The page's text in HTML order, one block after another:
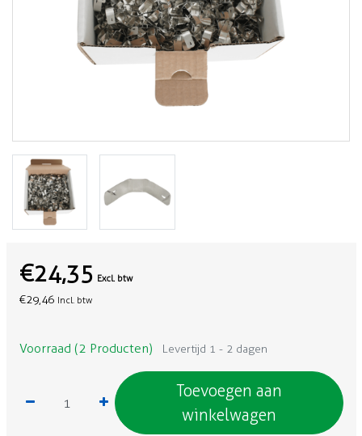
€24,35 Excl. btw
€29,46 Incl. btw
Voorraad (2 Producten) Levertijd 1 - 2 dagen
Toevoegen aan
winkelwagen